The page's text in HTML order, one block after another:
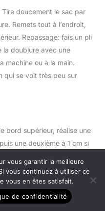
doucement le sac par
Remets tout à l’endroit,
Repassage: fais un pli
la doublure avec une
machine ou à la main.
qui se voit très peu sur
bord supérieur, réalise une
une deuxième à 1 cm si
Termine en cousant un petit
attache d’anse pour
vous garantir la meilleure
vous continuez à utiliser ce
vous en êtes satisfait.
de confidentialité